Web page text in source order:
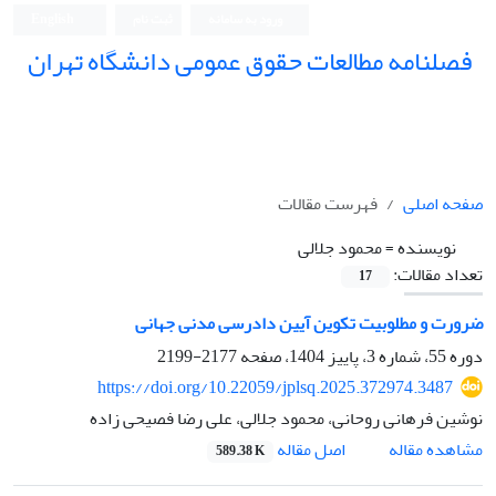
فصلنامه مطالعات حقوق عمومی دانشگاه تهران
صفحه اصلی
فهرست مقالات
نویسنده =محمود جلالی
تعداد مقالات:
17
ضرورت و مطلوبیت تکوین آیین دادرسی مدنی جهانی
دوره 55، شماره 3، پاییز 1404، صفحه
2177-2199
https://doi.org/10.22059/jplsq.2025.372974.3487
نوشین فرهانی روحانی، محمود جلالی، علی رضا فصیحی زاده
مشاهده مقاله
اصل مقاله 589.38 K